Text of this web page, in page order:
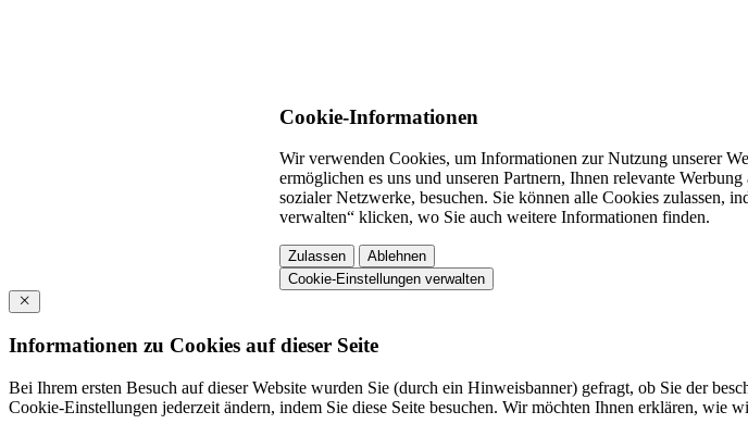
Cookie-Informationen
Wir verwenden Cookies, um Informationen zur Nutzung unserer
ermöglichen es uns und unseren Partnern, Ihnen relevante
sozialer Netzwerke, besuchen. Sie können alle Cookies zulassen,
verwalten“ klicken, wo Sie auch weitere Informationen finden.
Zulassen
Ablehnen
Cookie-Einstellungen verwalten
Informationen zu Cookies auf dieser Seite
Bei Ihrem ersten Besuch auf dieser Website wurden Sie (durch ein Hinweisbanner) gefragt, ob Sie der
Cookie-Einstellungen jederzeit ändern, indem Sie diese Seite besuchen. Wir möchten Ihnen erklären, wie